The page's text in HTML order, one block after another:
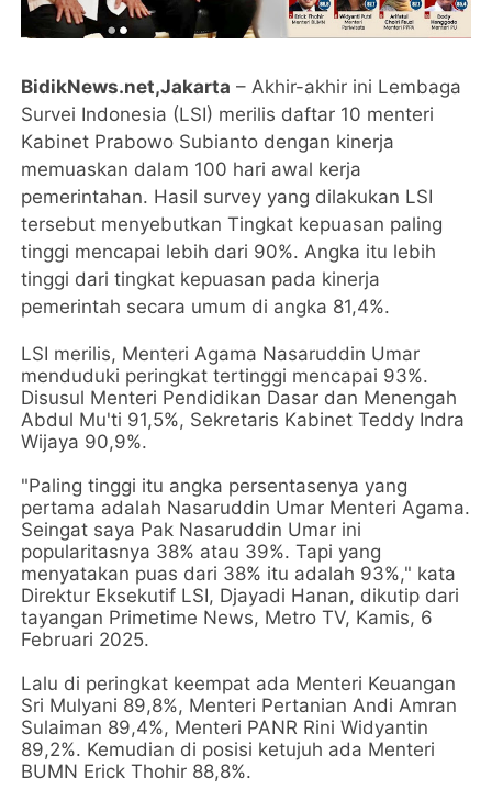
BidikNews.net,Jakarta – Akhir-akhir ini Lembaga
Survei Indonesia (LSI) merilis daftar 10 menteri
Kabinet Prabowo Subianto dengan kinerja
memuaskan dalam 100 hari awal kerja
pemerintahan. Hasil survey yang dilakukan LSI
tersebut menyebutkan Tingkat kepuasan paling
tinggi mencapai lebih dari 90%. Angka itu lebih
tinggi dari tingkat kepuasan pada kinerja
pemerintah secara umum di angka 81,4%.
LSI merilis, Menteri Agama Nasaruddin Umar
menduduki peringkat tertinggi mencapai 93%.
Disusul Menteri Pendidikan Dasar dan Menengah
Abdul Mu'ti 91,5%, Sekretaris Kabinet Teddy Indra
Wijaya 90,9%.
"Paling tinggi itu angka persentasenya yang
pertama adalah Nasaruddin Umar Menteri Agama.
Seingat saya Pak Nasaruddin Umar ini
popularitasnya 38% atau 39%. Tapi yang
menyatakan puas dari 38% itu adalah 93%," kata
Direktur Eksekutif LSI, Djayadi Hanan, dikutip dari
tayangan Primetime News, Metro TV, Kamis, 6
Februari 2025.
Lalu di peringkat keempat ada Menteri Keuangan
Sri Mulyani 89,8%, Menteri Pertanian Andi Amran
Sulaiman 89,4%, Menteri PANR Rini Widyantin
89,2%. Kemudian di posisi ketujuh ada Menteri
BUMN Erick Thohir 88,8%.